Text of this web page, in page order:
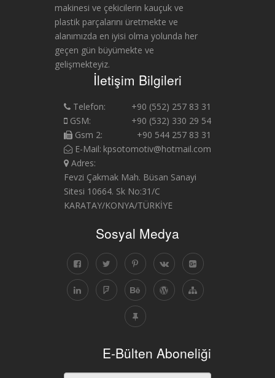
makinesi ve çekicilerin kauçuk ve
plastik parçalarını üretmekte ve
alanımızda en iyisi olma yolunda her
geçen gün büyümekte ve
gelişmekteyiz.
İletişim Bilgileri
Telefon:
+90 (552) 257 83 31
GSM:
+90 (532) 330 29 54
Gsm 2:
+90 544 257 83 31
E-Mail: kpsotomotiv@hotmail.com
Adres:
Fevzi Çakmak Mah. Büsan Sanayi
Sitesi 10664. Sk No:31/C
KARATAY/KONYA/TÜRKİYE
Sosyal Medya
E-Bülten Aboneliği